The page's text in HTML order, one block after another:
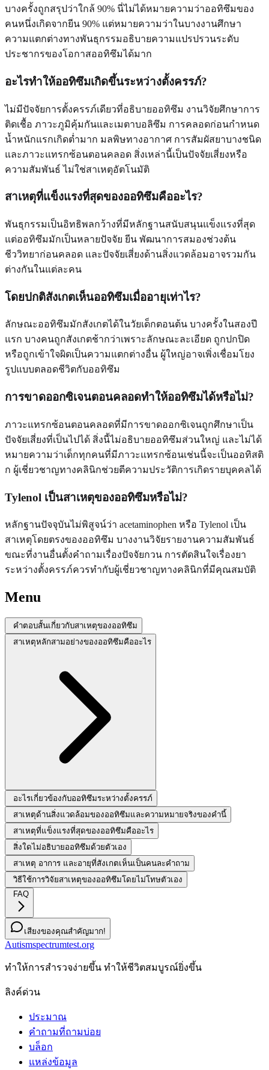
บางครั้งถูกสรุปว่าใกล้ 90% นี่ไม่ได้หมายความว่าออทิซึมของ
คนหนึ่งเกิดจากยีน 90% แต่หมายความว่าในบางงานศึกษา
ความแตกต่างทางพันธุกรรมอธิบายความแปรปรวนระดับ
ประชากรของโอกาสออทิซึมได้มาก
อะไรทำให้ออทิซึมเกิดขึ้นระหว่างตั้งครรภ์?
ไม่มีปัจจัยการตั้งครรภ์เดียวที่อธิบายออทิซึม งานวิจัยศึกษาการ
ติดเชื้อ ภาวะภูมิคุ้มกันและเมตาบอลิซึม การคลอดก่อนกำหนด
น้ำหนักแรกเกิดต่ำมาก มลพิษทางอากาศ การสัมผัสยาบางชนิด
และภาวะแทรกซ้อนตอนคลอด สิ่งเหล่านี้เป็นปัจจัยเสี่ยงหรือ
ความสัมพันธ์ ไม่ใช่สาเหตุอัตโนมัติ
สาเหตุที่แข็งแรงที่สุดของออทิซึมคืออะไร?
พันธุกรรมเป็นอิทธิพลกว้างที่มีหลักฐานสนับสนุนแข็งแรงที่สุด
แต่ออทิซึมมักเป็นหลายปัจจัย ยีน พัฒนาการสมองช่วงต้น
ชีววิทยาก่อนคลอด และปัจจัยเสี่ยงด้านสิ่งแวดล้อมอาจรวมกัน
ต่างกันในแต่ละคน
โดยปกติสังเกตเห็นออทิซึมเมื่ออายุเท่าไร?
ลักษณะออทิซึมมักสังเกตได้ในวัยเด็กตอนต้น บางครั้งในสองปี
แรก บางคนถูกสังเกตช้ากว่าเพราะลักษณะละเอียด ถูกปกปิด
หรือถูกเข้าใจผิดเป็นความแตกต่างอื่น ผู้ใหญ่อาจเพิ่งเชื่อมโยง
รูปแบบตลอดชีวิตกับออทิซึม
การขาดออกซิเจนตอนคลอดทำให้ออทิซึมได้หรือไม่?
ภาวะแทรกซ้อนตอนคลอดที่มีการขาดออกซิเจนถูกศึกษาเป็น
ปัจจัยเสี่ยงที่เป็นไปได้ สิ่งนี้ไม่อธิบายออทิซึมส่วนใหญ่ และไม่ได้
หมายความว่าเด็กทุกคนที่มีภาวะแทรกซ้อนเช่นนี้จะเป็นออทิสติ
ก ผู้เชี่ยวชาญทางคลินิกช่วยตีความประวัติการเกิดรายบุคคลได้
Tylenol เป็นสาเหตุของออทิซึมหรือไม่?
หลักฐานปัจจุบันไม่พิสูจน์ว่า acetaminophen หรือ Tylenol เป็น
สาเหตุโดยตรงของออทิซึม บางงานวิจัยรายงานความสัมพันธ์
ขณะที่งานอื่นตั้งคำถามเรื่องปัจจัยกวน การตัดสินใจเรื่องยา
ระหว่างตั้งครรภ์ควรทำกับผู้เชี่ยวชาญทางคลินิกที่มีคุณสมบัติ
Menu
คำตอบสั้นเกี่ยวกับสาเหตุของออทิซึม
สาเหตุหลักสามอย่างของออทิซึมคืออะไร
อะไรเกี่ยวข้องกับออทิซึมระหว่างตั้งครรภ์
สาเหตุด้านสิ่งแวดล้อมของออทิซึมและความหมายจริงของคำนี้
สาเหตุที่แข็งแรงที่สุดของออทิซึมคืออะไร
สิ่งใดไม่อธิบายออทิซึมด้วยตัวเอง
สาเหตุ อาการ และอายุที่สังเกตเห็นเป็นคนละคำถาม
วิธีใช้การวิจัยสาเหตุของออทิซึมโดยไม่โทษตัวเอง
FAQ
เสียงของคุณสำคัญมาก!
Autismspectrumtest.org
ทําให้การสํารวจง่ายขึ้น ทําให้ชีวิตสมบูรณ์ยิ่งขึ้น
ลิงค์ด่วน
ประมาณ
คำถามที่ถามบ่อย
บล็อก
แหล่งข้อมูล